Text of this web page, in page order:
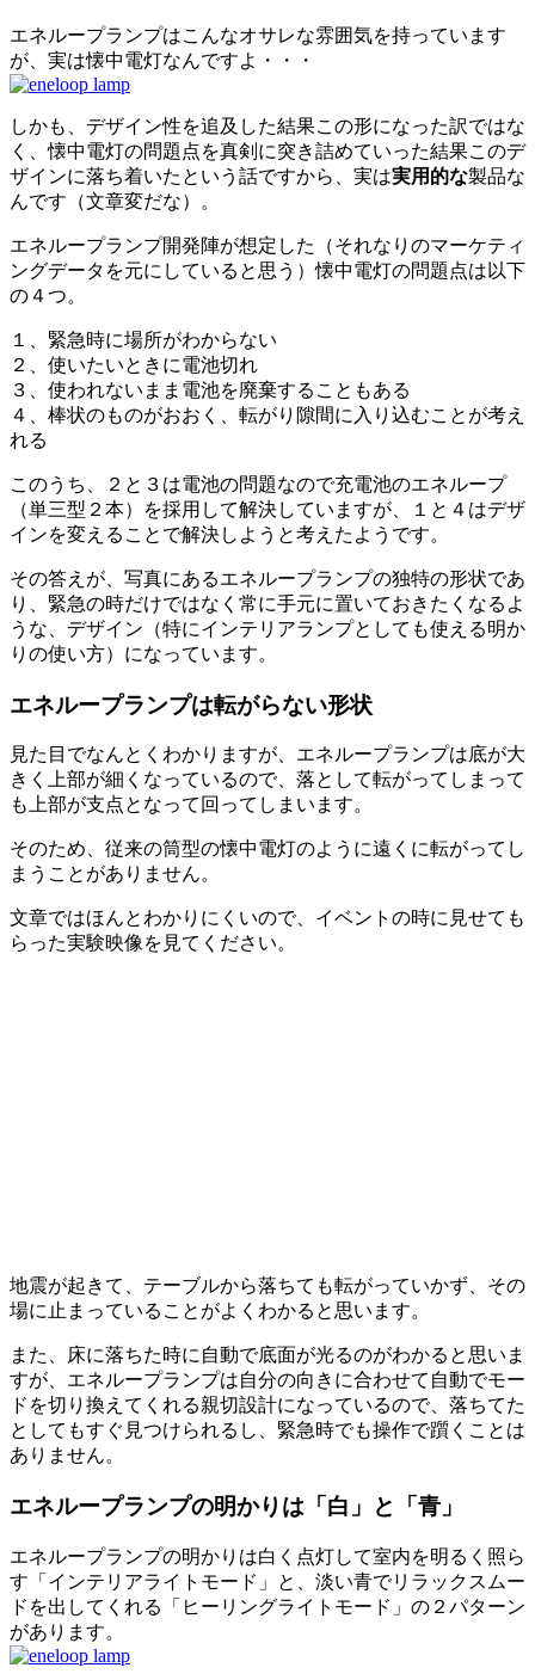
エネループランプはこんなオサレな雰囲気を持っています
が、実は懐中電灯なんですよ・・・
しかも、デザイン性を追及した結果この形になった訳ではな
く、懐中電灯の問題点を真剣に突き詰めていった結果このデ
ザインに落ち着いたという話ですから、実は実用的な製品な
んです（文章変だな）。
エネループランプ開発陣が想定した（それなりのマーケティ
ングデータを元にしていると思う）懐中電灯の問題点は以下
の４つ。
１、緊急時に場所がわからない
２、使いたいときに電池切れ
３、使われないまま電池を廃棄することもある
４、棒状のものがおおく、転がり隙間に入り込むことが考え
れる
このうち、２と３は電池の問題なので充電池のエネループ
（単三型２本）を採用して解決していますが、１と４はデザ
インを変えることで解決しようと考えたようです。
その答えが、写真にあるエネループランプの独特の形状であ
り、緊急の時だけではなく常に手元に置いておきたくなるよ
うな、デザイン（特にインテリアランプとしても使える明か
りの使い方）になっています。
エネループランプは転がらない形状
見た目でなんとくわかりますが、エネループランプは底が大
きく上部が細くなっているので、落として転がってしまって
も上部が支点となって回ってしまいます。
そのため、従来の筒型の懐中電灯のように遠くに転がってし
まうことがありません。
文章ではほんとわかりにくいので、イベントの時に見せても
らった実験映像を見てください。
地震が起きて、テーブルから落ちても転がっていかず、その
場に止まっていることがよくわかると思います。
また、床に落ちた時に自動で底面が光るのがわかると思いま
すが、エネループランプは自分の向きに合わせて自動でモー
ドを切り換えてくれる親切設計になっているので、落ちてた
としてもすぐ見つけられるし、緊急時でも操作で躓くことは
ありません。
エネループランプの明かりは「白」と「青」
エネループランプの明かりは白く点灯して室内を明るく照ら
す「インテリアライトモード」と、淡い青でリラックスムー
ドを出してくれる「ヒーリングライトモード」の２パターン
があります。